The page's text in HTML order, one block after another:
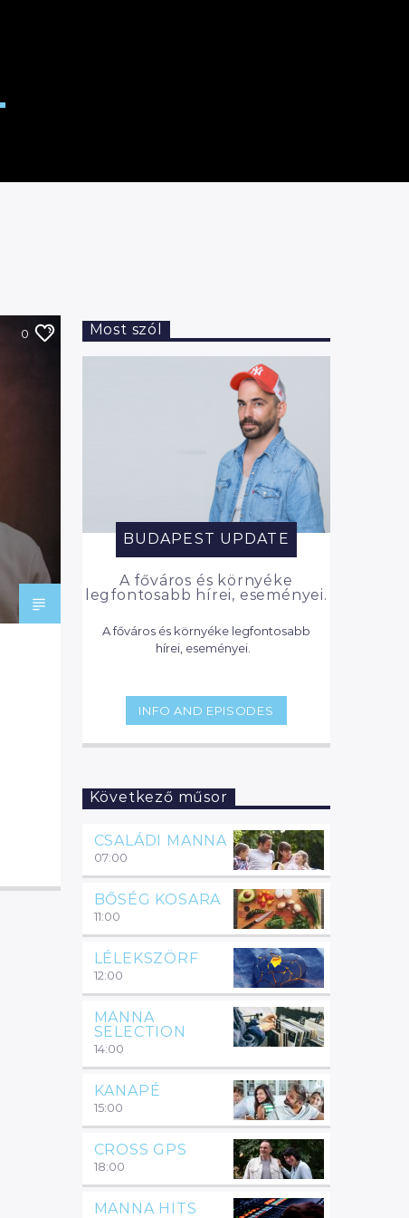
0 Most szól
BUDAPEST UPDATE
A főváros és környéke
legfontosabb hírei, eseményei.
A főváros és környéke legfontosabb
INFO AND EPISODES
Következő műsor
CSALÁDI MANNA
07:00
BŐSÉG KOSARA
11:00
LÉLEKSZÖRF
12:00
MANNA
SELECTION
14:00
KANAPÉ
15:00
CROSS GPS
18:00
MANNA HITS